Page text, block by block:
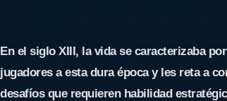
En el siglo XIII, la vida se caracterizaba
jugadores a esta dura época y les reta a
desafíos que requieren habilidad